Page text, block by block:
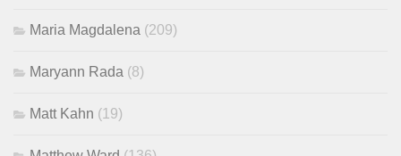
Maria Magdalena (209)
Maryann Rada (8)
Matt Kahn (19)